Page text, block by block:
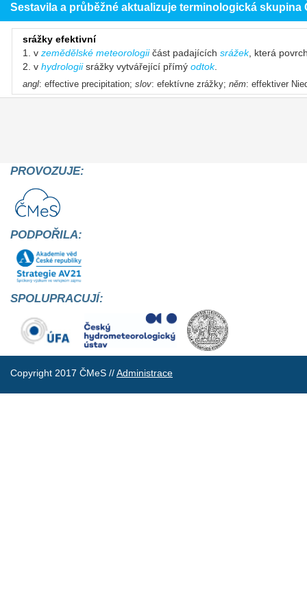
Sestavila a průběžné aktualizuje terminologická
srážky efektivní
1. v zemědělské meteorologiičást padajících srážek, která
2. v hydrologiisrážky vytvářející přímý odtok.
angl: effective precipitation; slov: efektívne zrážky; něm: effektiver
PROVOZUJE:
PODPOŘILA:
SPOLUPRACUJÍ:
Copyright 2017 ČMeS //Administrace